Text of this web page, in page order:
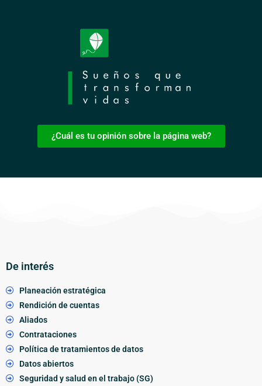
¿Cuál es tu opinión sobre la página web?
De interés
Planeación estratégica
Rendición de cuentas
Aliados
Contrataciones
Política de tratamientos de datos
Datos abiertos
Seguridad y salud en el trabajo (SG)